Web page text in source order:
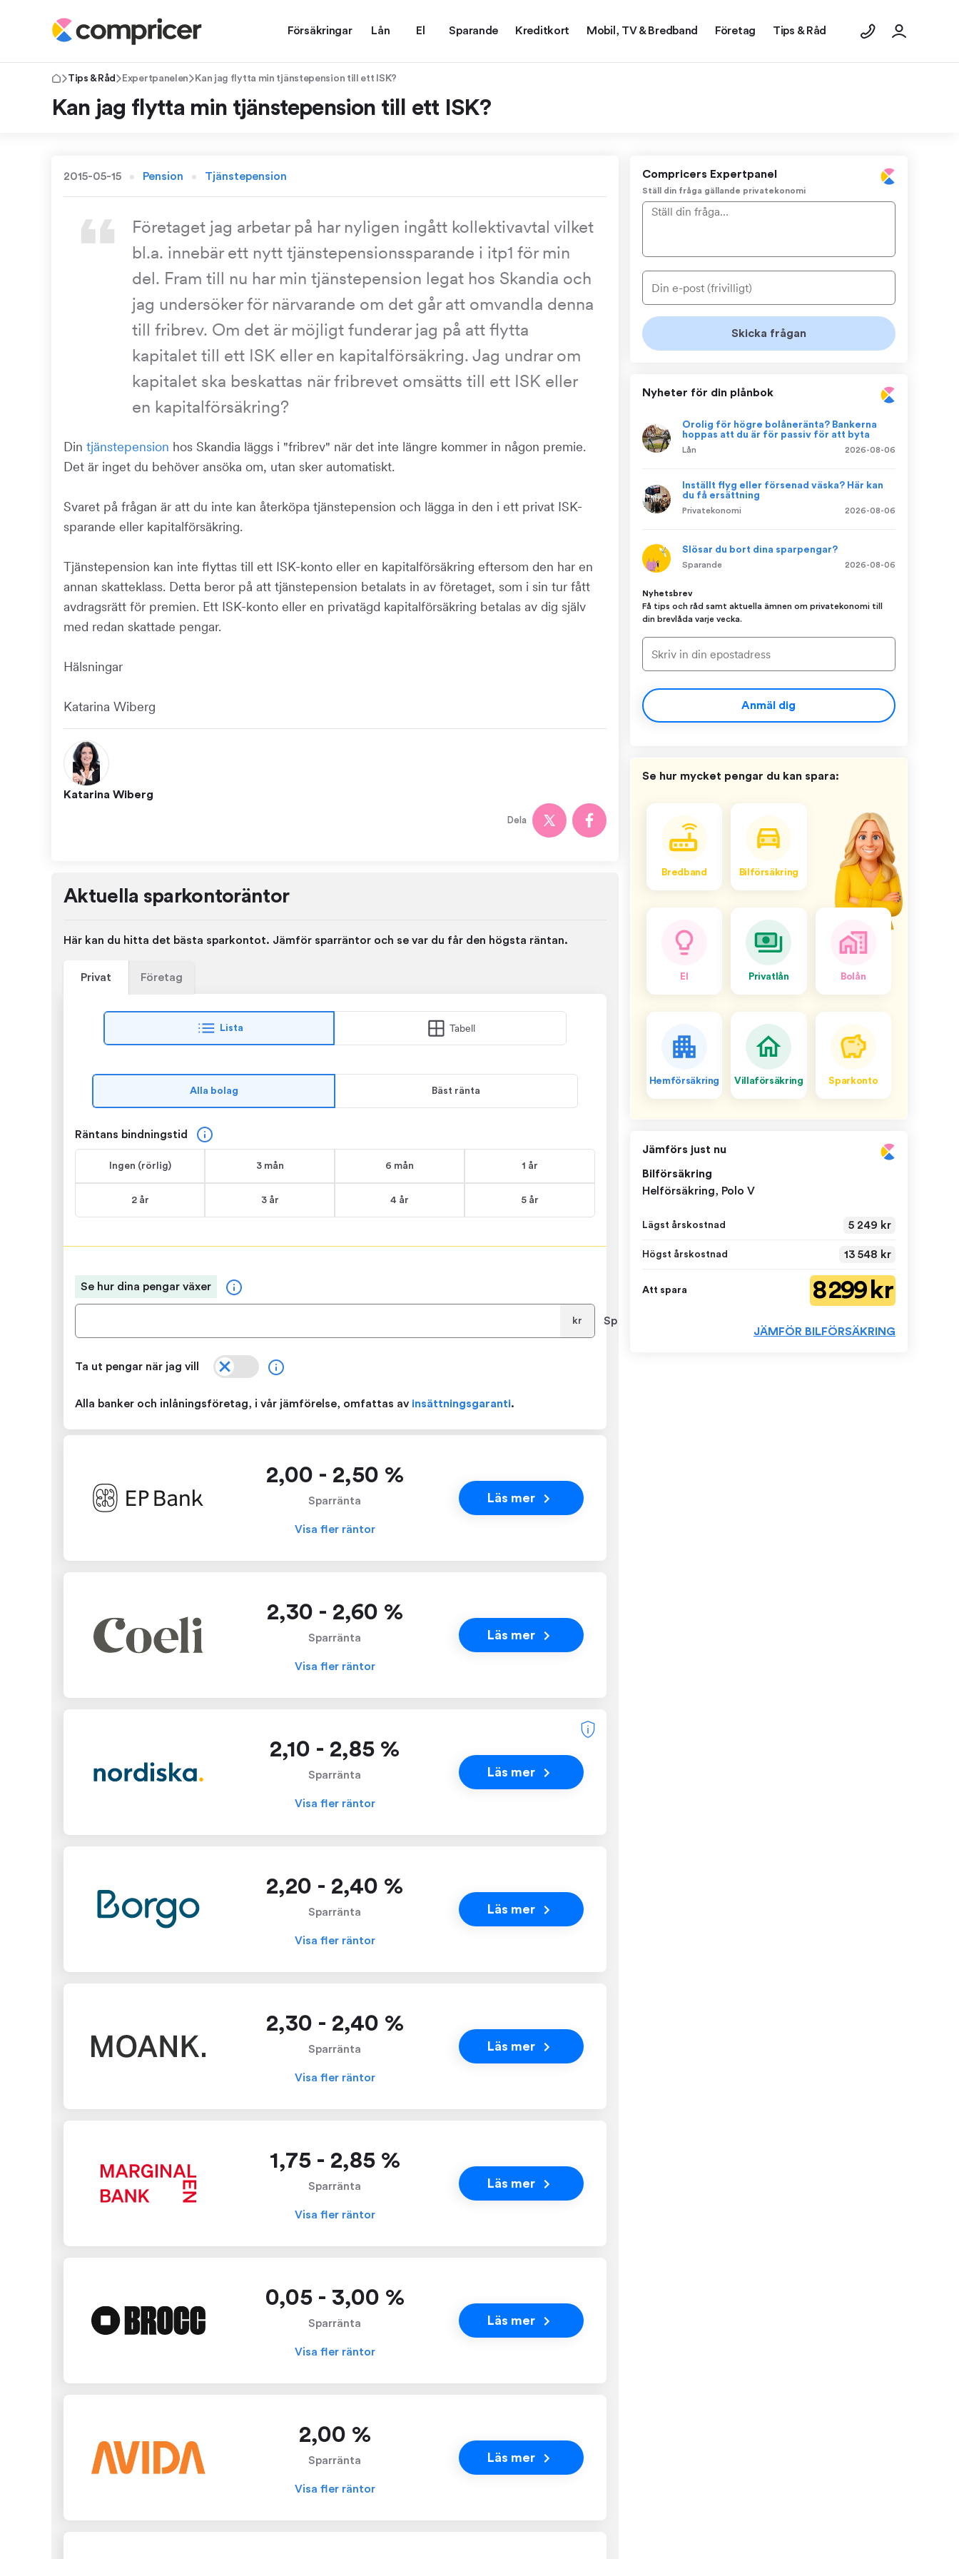
Försäkringar Lån El Sparande Kreditkort Mobil, TV & Bredband Företag Tips & Råd
Tips & Råd Expertpanelen Kan jag flytta min tjänstepension till ett ISK?
Kan jag flytta min tjänstepension till ett ISK?
2015-05-15 Pension Tjänstepension
Företaget jag arbetar på har nyligen ingått kollektivavtal vilket
bl.a. innebär ett nytt tjänstepensionssparande i itp1 för min
del. Fram till nu har min tjänstepension legat hos Skandia och
jag undersöker för närvarande om det går att omvandla denna
till fribrev. Om det är möjligt funderar jag på att flytta
kapitalet till ett ISK eller en kapitalförsäkring. Jag undrar om
kapitalet ska beskattas när fribrevet omsätts till ett ISK eller
en kapitalförsäkring?
Din tjänstepension hos Skandia läggs i "fribrev" när det inte längre kommer in någon premie.
Det är inget du behöver ansöka om, utan sker automatiskt.
Svaret på frågan är att du inte kan återköpa tjänstepension och lägga in den i ett privat ISK-
sparande eller kapitalförsäkring.
Tjänstepension kan inte flyttas till ett ISK-konto eller en kapitalförsäkring eftersom den har en
annan skatteklass. Detta beror på att tjänstepension betalats in av företaget, som i sin tur fått
avdragsrätt för premien. Ett ISK-konto eller en privatägd kapitalförsäkring betalas av dig själv
med redan skattade pengar.
Hälsningar
Katarina Wiberg
Katarina Wiberg
Dela
Aktuella sparkontoräntor
Här kan du hitta det bästa sparkontot. Jämför sparräntor och se var du får den högsta räntan.
Privat Företag
Lista Tabell
Alla bolag Bäst ränta
Räntans bindningstid
Ingen (rörlig) 3 mån 6 mån 1 år
2 år 3 år 4 år 5 år
Se hur dina pengar växer
Sparbelopp
kr
Ta ut pengar när jag vill
Alla banker och inlåningsföretag, i vår jämförelse, omfattas av insättningsgaranti.
2,00 - 2,50 %
Sparränta
Visa fler räntor
Läs mer
2,30 - 2,60 %
Sparränta
Visa fler räntor
Läs mer
2,10 - 2,85 %
Sparränta
Visa fler räntor
Läs mer
2,20 - 2,40 %
Sparränta
Visa fler räntor
Läs mer
2,30 - 2,40 %
Sparränta
Visa fler räntor
Läs mer
1,75 - 2,85 %
Sparränta
Visa fler räntor
Läs mer
0,05 - 3,00 %
Sparränta
Visa fler räntor
Läs mer
2,00 %
Sparränta
Visa fler räntor
Läs mer
Compricers Expertpanel
Ställ din fråga gällande privatekonomi
Nyheter för din plånbok
Orolig för högre bolåneränta? Bankerna
hoppas att du är för passiv för att byta
Lån 2026-08-06
Inställt flyg eller försenad väska? Här kan
du få ersättning
Privatekonomi 2026-08-06
Slösar du bort dina sparpengar?
Sparande 2026-08-06
Nyhetsbrev
Få tips och råd samt aktuella ämnen om privatekonomi till
din brevlåda varje vecka.
Anmäl dig
Se hur mycket pengar du kan spara:
Bredband Bilförsäkring
El Privatlån Bolån
Hemförsäkring Villaförsäkring Sparkonto
Jämförs just nu
Bilförsäkring
Helförsäkring, Polo V
Lägst årskostnad 5 249 kr
Högst årskostnad 13 548 kr
Att spara 8 299 kr
JÄMFÖR BILFÖRSÄKRING